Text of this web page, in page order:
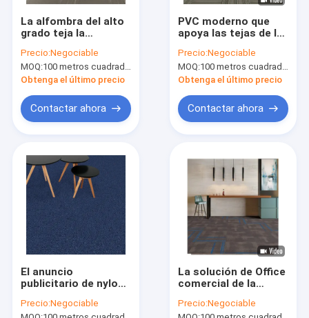
La alfombra del alto
grado teja la
de la oficina con el
forro del PVC
Precio:Negociable
MOQ:100 metros cuadrados por color
Obtenga el último precio
Contactar ahora
PVC moderno que
apoya las tejas de la
con Bfl ignífugo
Precio:Negociable
MOQ:100 metros cuadrados por color
Obtenga el último precio
Contactar ahora
El anuncio
publicitario de nylon
alfombra el color y el
Precio:Negociable
La solución de Office
comercial de la
teñió la alfombra de
Precio:Negociable